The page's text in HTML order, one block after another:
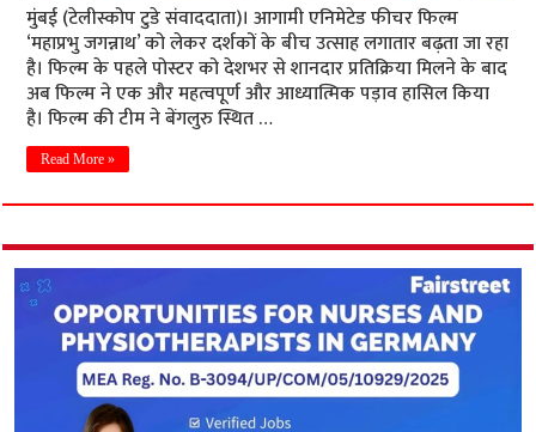
मुंबई (टेलीस्कोप टुडे संवाददाता)। आगामी एनिमेटेड फीचर फिल्म
‘महाप्रभु जगन्नाथ’ को लेकर दर्शकों के बीच उत्साह लगातार बढ़ता जा रहा
है। फिल्म के पहले पोस्टर को देशभर से शानदार प्रतिक्रिया मिलने के बाद
अब फिल्म ने एक और महत्वपूर्ण और आध्यात्मिक पड़ाव हासिल किया
है। फिल्म की टीम ने बेंगलुरु स्थित …
Read More »